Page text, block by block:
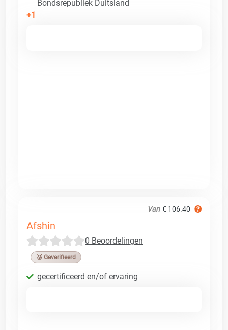
Bondsrepubliek Duitsland
+1
Van € 106.40
Afshin
0 Beoordelingen
🥉 Geverifieerd
gecertificeerd en/of ervaring